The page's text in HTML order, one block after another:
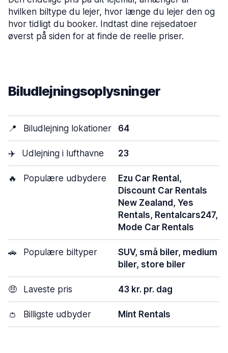
hvilken biltype du lejer, hvor længe du lejer den og
hvor tidligt du booker. Indtast dine rejsedatoer
øverst på siden for at finde de reelle priser.
Biludlejningsoplysninger
📍 Biludlejning lokationer 64
✈️ Udlejning i lufthavne 23
🔥 Populære udbydere
Ezu Car Rental,
Discount Car Rentals
New Zealand, Yes
Rentals, Rentalcars247,
Mode Car Rentals
🚗 Populære biltyper
SUV, små biler, medium
biler, store biler
🤑 Laveste pris 43 kr. pr. dag
👛 Billigste udbyder Mint Rentals